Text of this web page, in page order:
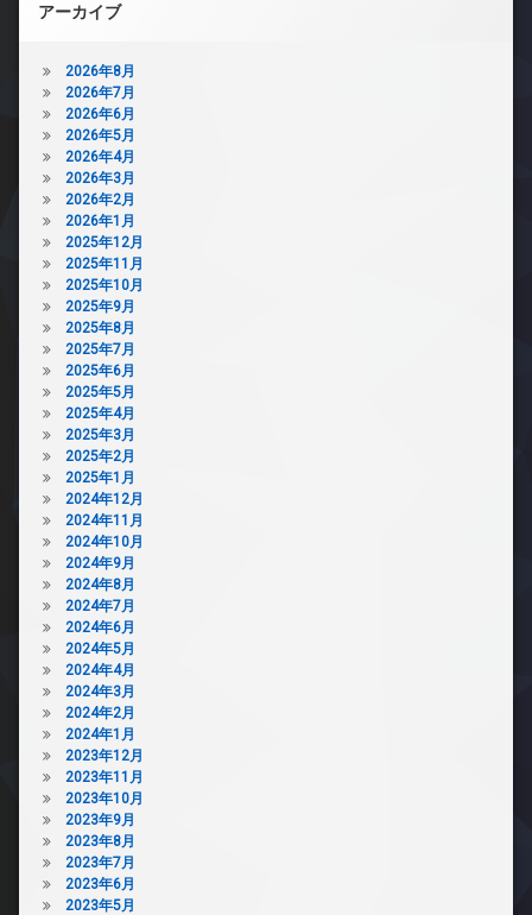
アーカイブ
2026年8月
2026年7月
2026年6月
2026年5月
2026年4月
2026年3月
2026年2月
2026年1月
2025年12月
2025年11月
2025年10月
2025年9月
2025年8月
2025年7月
2025年6月
2025年5月
2025年4月
2025年3月
2025年2月
2025年1月
2024年12月
2024年11月
2024年10月
2024年9月
2024年8月
2024年7月
2024年6月
2024年5月
2024年4月
2024年3月
2024年2月
2024年1月
2023年12月
2023年11月
2023年10月
2023年9月
2023年8月
2023年7月
2023年6月
2023年5月